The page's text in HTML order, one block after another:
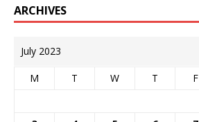
ARCHIVES
July 2023
M T W T F